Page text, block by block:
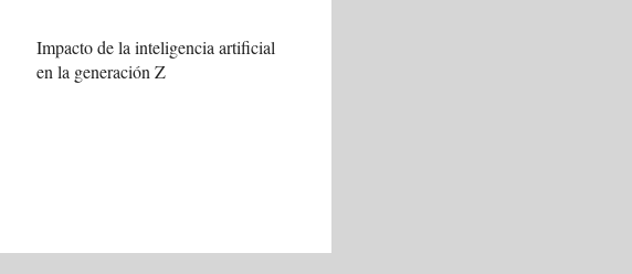
Impacto de la inteligencia artificial
en la generación Z